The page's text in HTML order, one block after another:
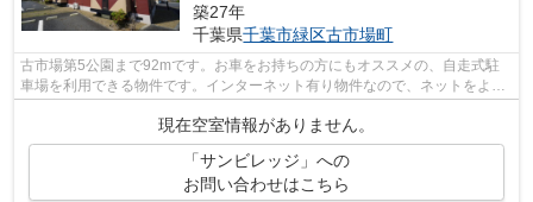
築27年
千葉県千葉市緑区古市場町
古市場第5公園まで92mです。お車をお持ちの方にもオススメの、自走式駐
車場を利用できる物件です。インターネット有り物件なので、ネットをよく
現在空室情報がありません。
「サンビレッジ」への
お問い合わせはこちら